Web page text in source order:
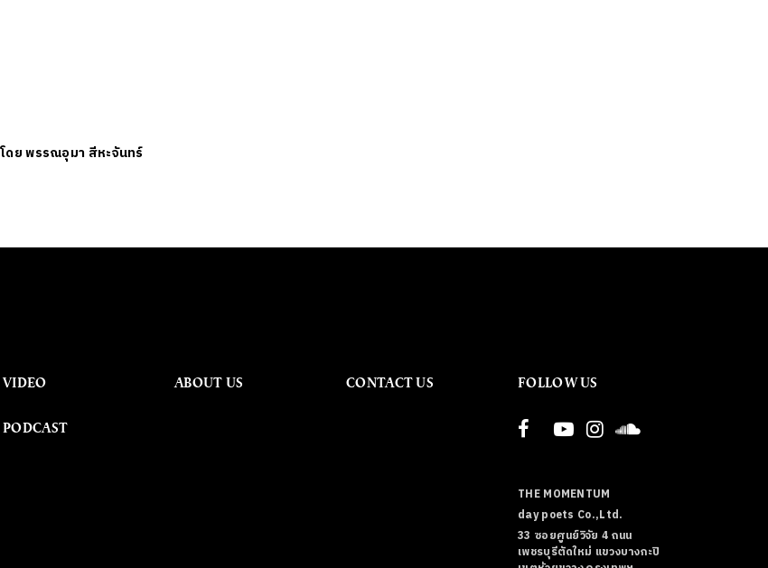
โดยพรรณอุมา สีหะจันทร์
VIDEO
PODCAST
ABOUT US CONTACT US FOLLOW US
THE MOMENTUM
day poets Co.,Ltd.
33 ซอยศูนย์วิจัย 4 ถนน
เพชรบุรีตัดใหม่ แขวงบางกะปิ